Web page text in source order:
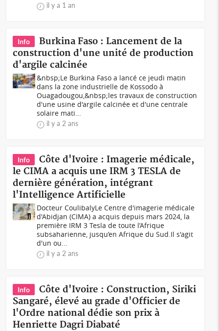
il y a 1 an
Info
Burkina Faso : Lancement de la
construction d'une unité de production
d'argile calcinée
&nbsp;Le Burkina Faso a lancé ce jeudi matin
dans la zone industrielle de Kossodo à
Ouagadougou,&nbsp;les travaux de construction
d'une usine d'argile calcinée et d'une centrale
solaire mati...
il y a 2 ans
Info
Côte d'Ivoire : Imagerie médicale,
le CIMA a acquis une IRM 3 TESLA de
dernière génération, intégrant
l'Intelligence Artificielle
Docteur CoulibalyLe Centre d'imagerie médicale
d'Abidjan (CIMA) a acquis depuis mars 2024, la
première IRM 3 Tesla de toute l’Afrique
subsaharienne, jusqu’en Afrique du Sud.Il s'agit
d'un ou...
il y a 2 ans
Info
Côte d'Ivoire : Construction, Siriki
Sangaré, élevé au grade d'Officier de
l'Ordre national dédie son prix à
Henriette Dagri Diabaté